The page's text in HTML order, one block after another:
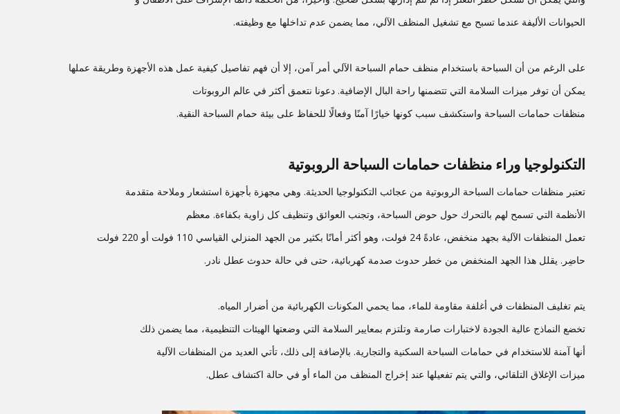
الحيوانات الأليفة عندما تسبح مع تشغيل المنظف الآلي، مما يضمن عدم تداخلها مع وظيفته.
على الرغم من أن السباحة باستخدام منظف حمام السباحة الآلي أمر آمن، إلا أن فهم تفاصيل كيفية عمل هذه الأجهزة وطريقة عملها
يمكن أن توفر ميزات السلامة التي تتضمنها راحة البال الإضافية. دعونا نتعمق أكثر في عالم الروبوتات
منظفات حمامات السباحة واستكشف سبب كونها خيارًا آمنًا وفعالًا للحفاظ على بيئة حمام السباحة النقية.
التكنولوجيا وراء منظفات حمامات السباحة الروبوتية
تعتبر منظفات حمامات السباحة الروبوتية من عجائب التكنولوجيا الحديثة. وهي مجهزة بأجهزة استشعار وملاحة متقدمة
الأنظمة التي تسمح لهم بالتحرك حول حوض السباحة، وتجنب العوائق وتنظيف كل زاوية بكفاءة. معظم
تعمل المنظفات الآلية بجهد منخفض، عادةً 24 فولت، وهو أكثر أمانًا بكثير من الجهد المنزلي القياسي 110 فولت أو 220 فولت
حاضِر. يقلل هذا الجهد المنخفض من خطر حدوث صدمة كهربائية، حتى في حالة حدوث عطل نادر.
يتم تغليف المنظفات في أغلفة مقاومة للماء، مما يحمي المكونات الكهربائية من أضرار المياه.
تخضع النماذج عالية الجودة لاختبارات صارمة وتلتزم بمعايير السلامة التي وضعتها الهيئات التنظيمية، مما يضمن ذلك
أنها آمنة للاستخدام في حمامات السباحة السكنية والتجارية. بالإضافة إلى ذلك، تأتي العديد من المنظفات الآلية
ميزات الإغلاق التلقائي، والتي يتم تفعيلها عند إخراج المنظف من الماء أو في حالة اكتشاف عطل.